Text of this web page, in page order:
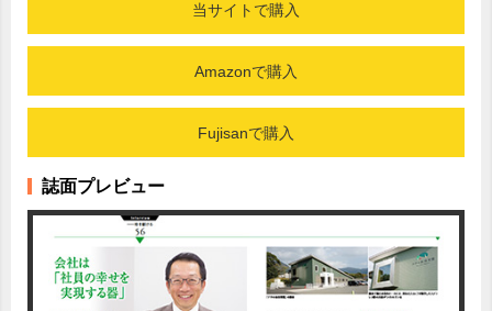
当サイトで購入
Amazonで購入
Fujisanで購入
誌面プレビュー